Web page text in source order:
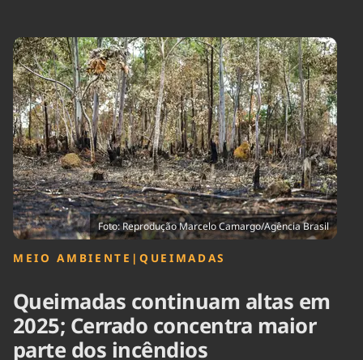
Agronegócios
Brasil
Brasil Mineral
Ciência &
Tecnologia
Cinema
Comportamento
Cultura
Economia
Educação
Infraestrutura
Internacional
Meio Ambiente
Podcast
Política
Saúde
Tempo
Foto: Reprodução Marcelo Camargo/Agência Brasil
MEIO AMBIENTE |QUEIMADAS
Queimadas continuam altas em
2025; Cerrado concentra maior
parte dos incêndios